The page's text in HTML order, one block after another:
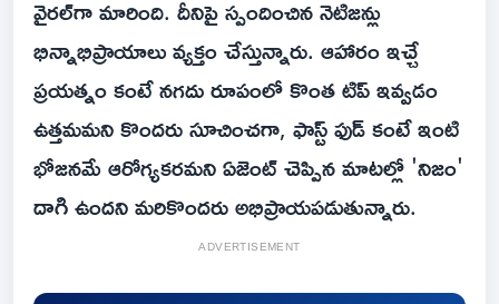
వైరల్‌గా మారింది. దీనిపై స్పందించిన నెటిజన్లు
భిన్నాభిప్రాయాలు వ్యక్తం చేస్తున్నారు. ఆహారం ఇచ్చే
ప్రయత్నం కంటే నగదు రూపంలో కొంత టిప్ ఇవ్వడం
ఉత్తమమని కొందరు సూచించగా, ఫాస్ట్ ఫుడ్ కంటే ఇంటి
భోజనమే ఆరోగ్యకరమని ఏజెంట్ చెప్పిన మాటల్లో 'నిజం'
దాగి ఉందని మరికొందరు అభిప్రాయపడుతున్నారు.
ADVERTISEMENT